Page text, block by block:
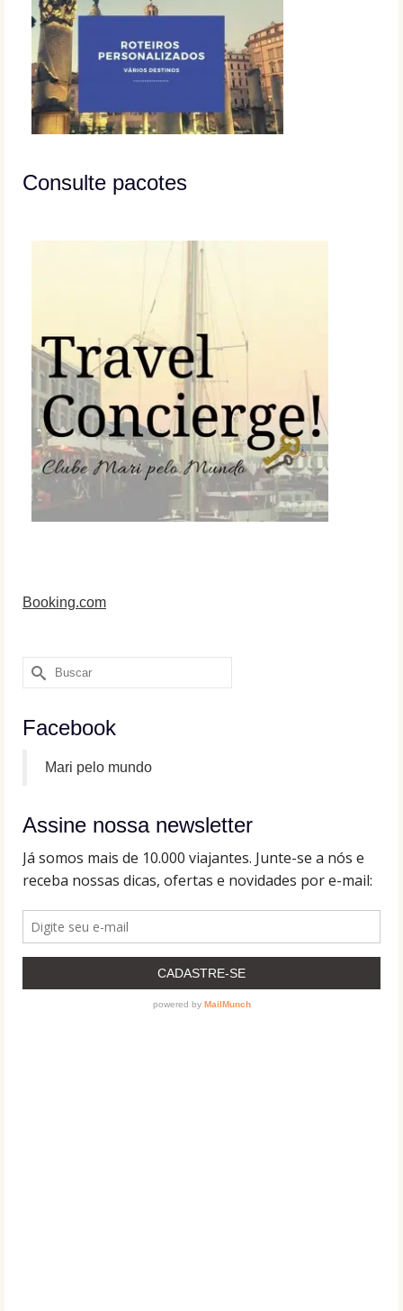
Consulte pacotes
Booking.com
Buscar
por:
Facebook
Mari pelo mundo
Assine nossa newsletter